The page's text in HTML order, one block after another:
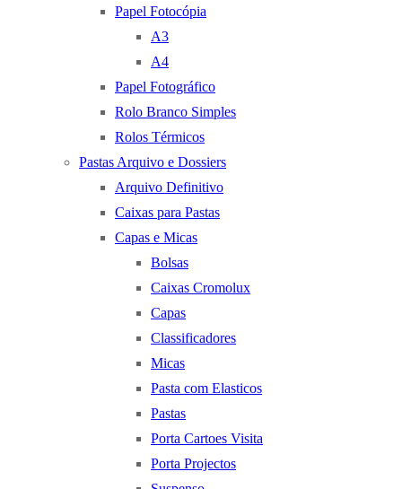
Papel Fotocópia
A3
A4
Papel Fotográfico
Rolo Branco Simples
Rolos Térmicos
Pastas Arquivo e Dossiers
Arquivo Definitivo
Caixas para Pastas
Capas e Micas
Bolsas
Caixas Cromolux
Capas
Classificadores
Micas
Pasta com Elasticos
Pastas
Porta Cartoes Visita
Porta Projectos